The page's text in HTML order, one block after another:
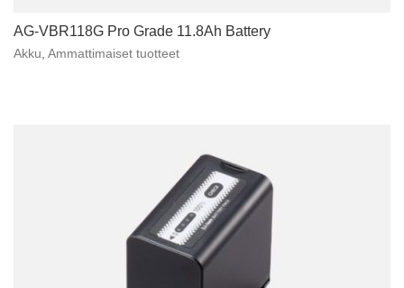
AG-VBR118G Pro Grade 11.8Ah Battery
Akku Ammattimaiset tuotteet